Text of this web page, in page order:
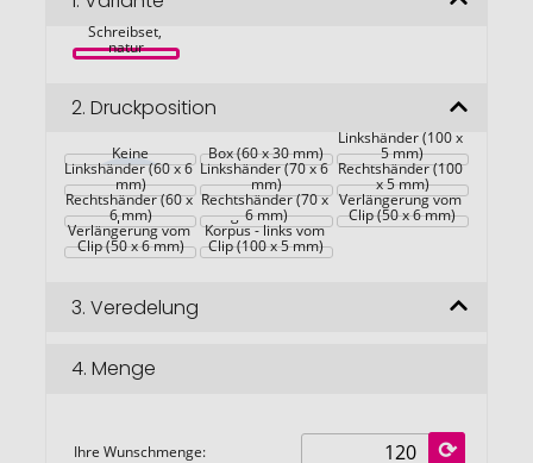
Schreibset,
natur
2. Druckposition
Keine Box (60 x 30 mm)
Linkshänder (100 x
5 mm)
Druckbleistift - für
Linkshänder (60 x 6
mm)
Druckbleistift - für
Linkshänder (70 x 6
mm)
Korpus
Druckbleistift - für
Rechtshänder (100
x 5 mm)
Korpus
Druckbleistift - für
Rechtshänder (60 x
6 mm)
Korpus
Druckbleistift - für
Rechtshänder (70 x
6 mm)
Korpus
Druckbleistift - in
Verlängerung vom
Clip (50 x 6 mm)
Kugelschreiber-
Korpus - in
Verlängerung vom
Clip (50 x 6 mm)
Kugelschreiber-
Korpus - links vom
Clip (100 x 5 mm)
3. Veredelung
4. Menge
Ihre Wunschmenge: